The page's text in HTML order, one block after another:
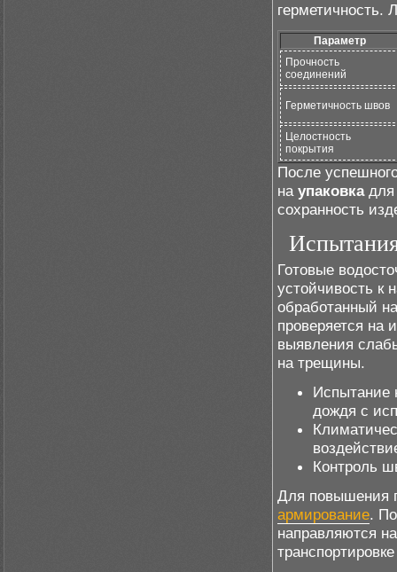
герметичность.
Параметр
Прочность
соединений
Герметичность швов
Целостность
покрытия
После
на упаковкадля
сохранность
Готовые
устойчивость к
обработанный
проверяется на
выявления
на трещины.
Испытание
дождя с
Контроль
Для повышения
армирование.
направляются